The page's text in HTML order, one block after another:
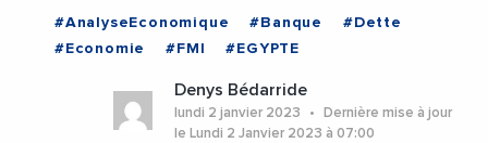
#AnalyseEconomique #Banque
#Dette
#Economie
#FMI #EGYPTE
Denys Bédarride
lundi 2 janvier 2023
Dernière mise à jour
le Lundi 2 Janvier 2023 à 07:00